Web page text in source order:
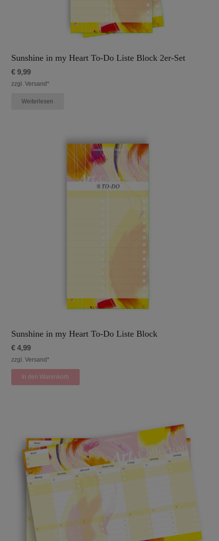
Sunshine in my Heart To-Do Liste Block 2er-Set
€9,99
zzgl. Versand*
Weiterlesen
Sunshine in my Heart To-Do Liste Block
€4,99
zzgl. Versand*
In den Warenkorb